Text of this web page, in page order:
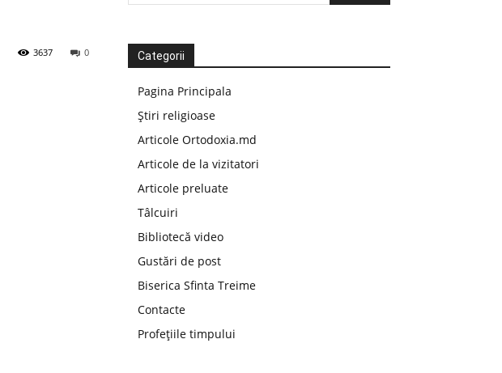
0
3637 Categorii
Pagina Principala
Știri religioase
Articole Ortodoxia.md
Articole de la vizitatori
Articole preluate
Tâlcuiri
Bibliotecă video
Gustări de post
Biserica Sfinta Treime
Contacte
Profețiile timpului